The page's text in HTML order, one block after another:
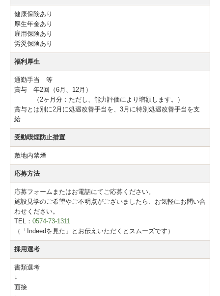
健康保険あり
厚生年金あり
雇用保険あり
労災保険あり
福利厚生
通勤手当 等
賞与 年2回（6月、12月）
（2ヶ月分：ただし、能力評価により増額します。）
賞与とは別に2月に処遇改善手当を、3月に特別処遇改善手当を支
給
受動喫煙防止措置
敷地内禁煙
応募方法
応募フォームまたはお電話にてご応募ください。
施設見学のご希望やご不明点がございましたら、お気軽にお問い合
わせください。
TEL： 0574-73-1311
（「Indeedを見た」とお伝えいただくとスムーズです）
採用選考
書類選考
↓
面接